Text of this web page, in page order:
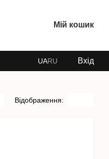
Мій кошик
UARU Вхід
Відображення: